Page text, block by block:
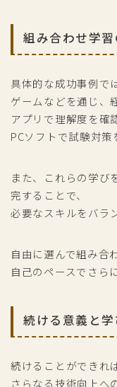
組み合わせ学
具体的な成功事例で
ゲームなどを通じ、
アプリで理解度を確
PCソフトで試験対策
また、これらの学び
完することで、
必要なスキルをバラ
自由に選んで組み合
自己のペースでさら
続ける意義と
続けることができれ
さらなる技術向上へ